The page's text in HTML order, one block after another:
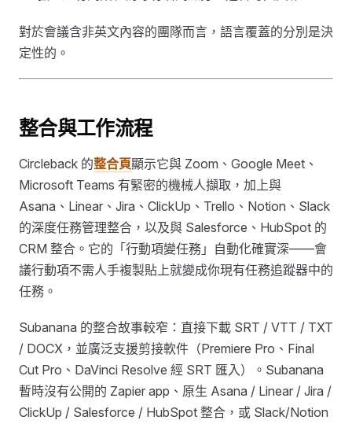
對於會議含非英文內容的團隊而言，語言覆蓋的分別是決
定性的。
整合與工作流程
Circleback 的整合頁顯示它與 Zoom、Google Meet、
Microsoft Teams 有緊密的機械人擷取，加上與
Asana、Linear、Jira、ClickUp、Trello、Notion、Slack
的深度任務管理整合，以及與 Salesforce、HubSpot 的
CRM 整合。它的「行動項變任務」自動化確實深——會
議行動項不需人手複製貼上就變成你現有任務追蹤器中的
任務。
Subanana 的整合故事較窄：直接下載 SRT / VTT / TXT
/ DOCX，並廣泛支援剪接軟件（Premiere Pro、Final
Cut Pro、DaVinci Resolve 經 SRT 匯入）。Subanana
暫時沒有公開的 Zapier app、原生 Asana / Linear / Jira /
ClickUp / Salesforce / HubSpot 整合，或 Slack/Notion